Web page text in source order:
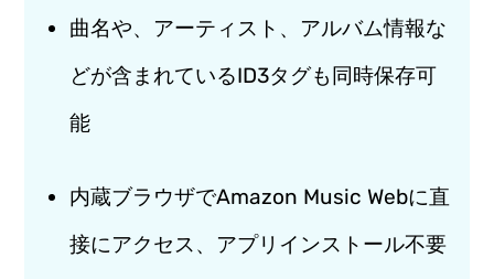
曲名や、アーティスト、アルバム情報な
どが含まれているID3タグも同時保存可
能
内蔵ブラウザでAmazon Music Webに直
接にアクセス、アプリインストール不要